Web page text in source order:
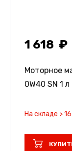
1 618
Моторное
0W40 SN 1
На складе >